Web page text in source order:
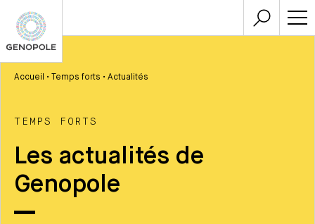
Accueil • Temps forts • Actualités
TEMPS FORTS
Les actualités de
Genopole